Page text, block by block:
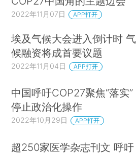
2022年11月07日 APP打开
埃及气候大会进入倒计时 气
候融资将成首要议题
2022年11月04日 APP打开
中国呼吁COP27聚焦“落实”
停止政治化操作
2022年10月29日 APP打开
超250家医学杂志刊文 呼吁